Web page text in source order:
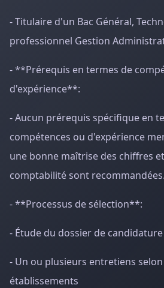
- Titulaire d'un Bac Général,
professionnel Gestion
- **Prérequis en termes de
d'expérience**:
- Aucun prérequis spécifique en
compétences ou d'expérience
une bonne maîtrise des chiffres
comptabilité sont recommandées.
- **Processus de sélection**:
- Étude du dossier de candidature
- Un ou plusieurs entretiens selon
établissements